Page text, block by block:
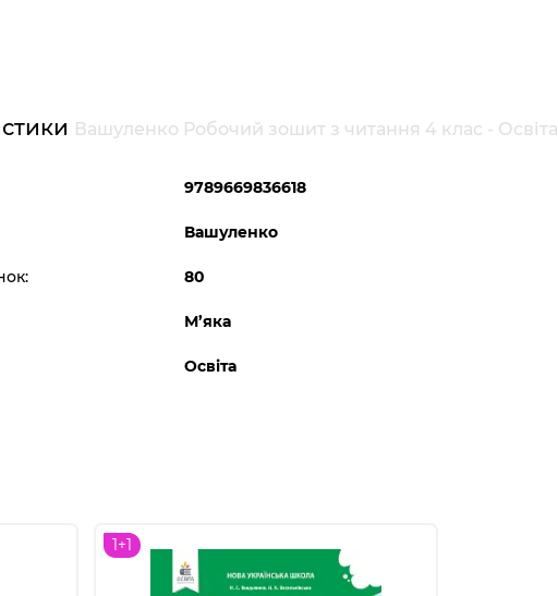
Вашуленко Робочий зошит з читання 4 клас - Освіта
9789669836618
Вашуленко
80
М’яка
Освіта
1+1